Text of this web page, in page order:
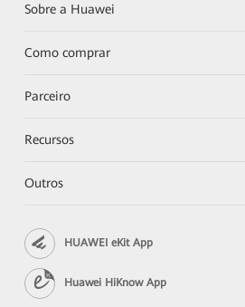
Sobre a Huawei
Como comprar
Parceiro
Recursos
Outros
HUAWEI eKit App
Huawei HiKnow App